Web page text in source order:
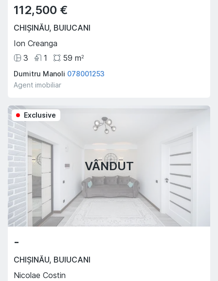
112,500 €
CHIȘINĂU, BUIUCANI
Ion Creanga
3
1 59 m2
Dumitru Manoli 078001253
Agent imobiliar
VÂNDUT
Exclusive
-
CHIȘINĂU, BUIUCANI
Nicolae Costin